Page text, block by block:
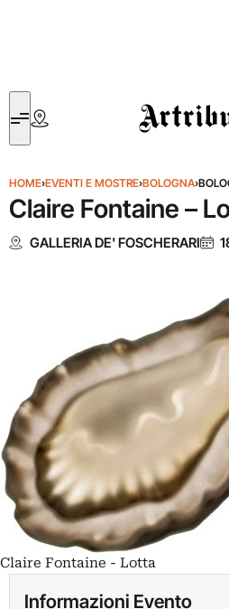
Artribune
HOME›EVENTI E MOSTRE›BOLOGNA›
Claire Fontaine –
GALLERIA DE' FOSCHERARI
Claire Fontaine - Lotta
Informazioni Evento